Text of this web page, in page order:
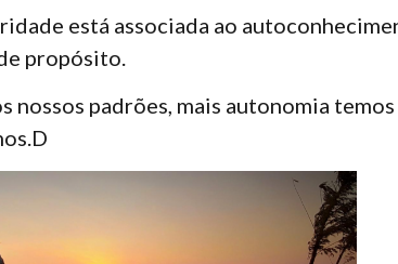
está associada ao
propósito.
nossos padrões, mais autonomia